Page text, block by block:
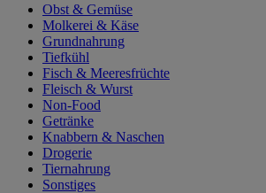
Obst & Gemüse
Molkerei & Käse
Grundnahrung
Tiefkühl
Fisch & Meeresfrüchte
Fleisch & Wurst
Non-Food
Getränke
Knabbern & Naschen
Drogerie
Tiernahrung
Sonstiges